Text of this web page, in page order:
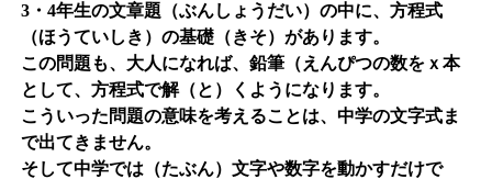
3・4年生の文章題（ぶんしょうだい）の中に、方程式
（ほうていしき）の基礎（きそ）があります。
この問題も、大人になれば、鉛筆（えんぴつの数をｘ本
として、方程式で解（と）くようになります。
こういった問題の意味を考えることは、中学の文字式ま
で出てきません。
そして中学では（たぶん）文字や数字を動かすだけで